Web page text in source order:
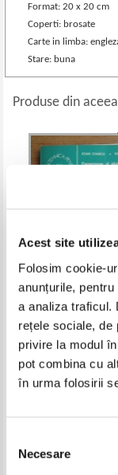
Acest site
Folosim cookie-
anunțurile,
a analiza traficul.
rețele sociale, de
privire la modul
pot combina cu
în urma folosirii
consimțământului
Necesare
Format: 20 x 20 cm
Coperti: brosate
Carte in limba:
Stare: buna
Produse din
Ioan Stancu -
pastrarea in
produselor
origine
Pret: 12,00Lei 9,60
Adaugă în coș